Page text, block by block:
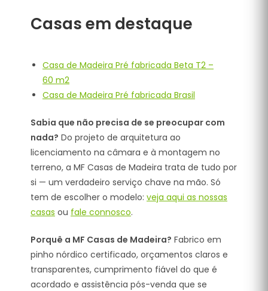
Casas em destaque
Casa de Madeira Pré fabricada Beta T2 –
60 m2
Casa de Madeira Pré fabricada Brasil
Sabia que não precisa de se preocupar com
nada? Do projeto de arquitetura ao
licenciamento na câmara e à montagem no
terreno, a MF Casas de Madeira trata de tudo por
si — um verdadeiro serviço chave na mão. Só
tem de escolher o modelo: veja aqui as nossas
casas ou fale connosco.
Porquê a MF Casas de Madeira? Fabrico em
pinho nórdico certificado, orçamentos claros e
transparentes, cumprimento fiável do que é
acordado e assistência pós-venda que se